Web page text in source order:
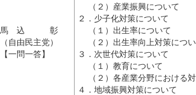
馬 込 彰
（自由民主党）
【一問一答】
（２）産業振興について
２．少子化対策について
（１）出生率について
（２）出生率向上対策につ
３．次世代対策について
（１）教育について
（２）各産業分野における
４．地域振興対策について